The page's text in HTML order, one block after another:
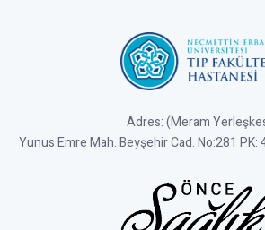
Adres: (Meram
Yunus Emre Mah. Beyşehir Cad. No:281